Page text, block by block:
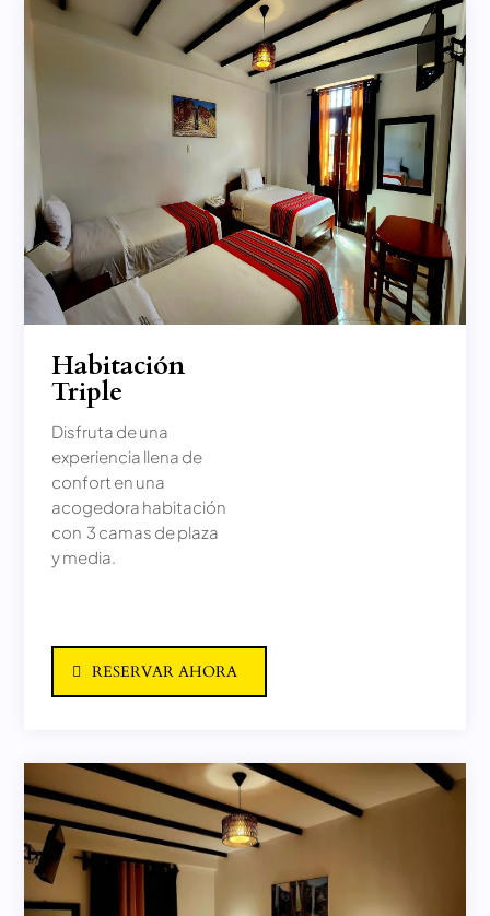
Habitación
Triple
Disfruta de una
experiencia llena de
confort en una
acogedora habitación
con 3 camas de plaza
y media.
RESERVAR AHORA